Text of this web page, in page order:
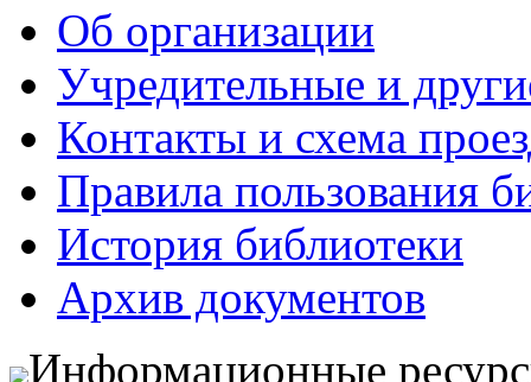
Об организации
Учредительные и
Контакты и схема
Правила пользования
История библиотеки
Архив документов
Информационные